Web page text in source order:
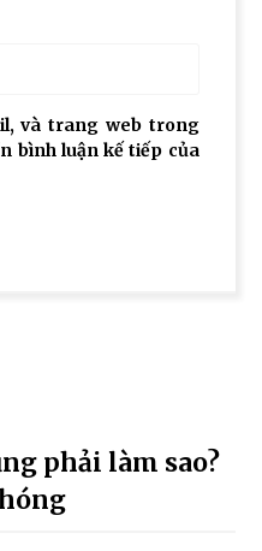
và trang web trong
bình luận kế tiếp của
phải làm sao?